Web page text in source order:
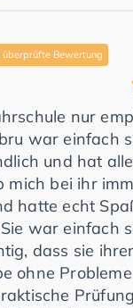
überprüfte Bewertung
nur
war einfach
und hat
mich bei ihr
hatte echt
war einfach
dass sie
ohne